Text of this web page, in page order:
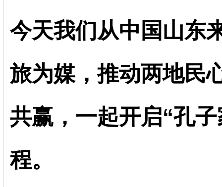
今天我们从中国山东
旅为媒，推动两地民
共赢，一起开启“孔
程。